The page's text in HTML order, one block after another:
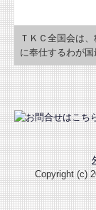
ＴＫＣ全国会は
に奉仕するわが国
Copyright (c)